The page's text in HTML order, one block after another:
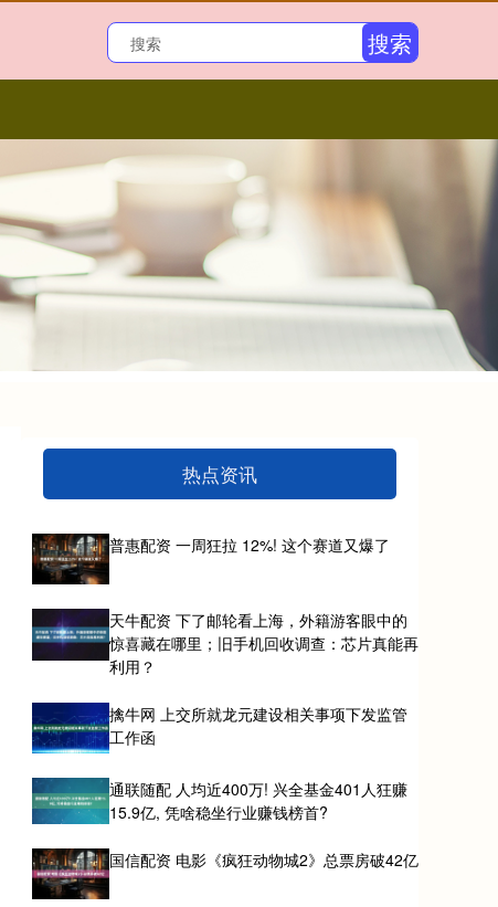
搜索
热点资讯
普惠配资 一周狂拉 12%! 这个赛道又爆了
天牛配资 下了邮轮看上海，外籍游客眼中的
惊喜藏在哪里；旧手机回收调查：芯片真能再
利用？
擒牛网 上交所就龙元建设相关事项下发监管
工作函
通联随配 人均近400万! 兴全基金401人狂赚
15.9亿, 凭啥稳坐行业赚钱榜首?
国信配资 电影《疯狂动物城2》总票房破42亿